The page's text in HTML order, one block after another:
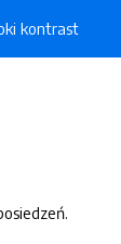
kontrast